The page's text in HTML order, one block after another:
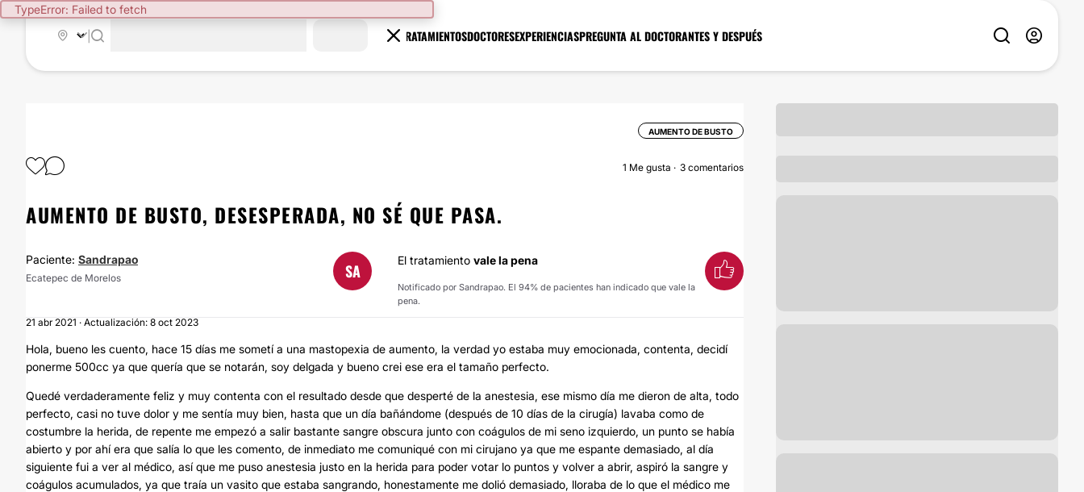
TypeError: Failed to fetch
TRATAMIENTOSDOCTORESEXPERIENCIASPREGUNTA AL DOCTORANTES Y DESPUÉS
AUMENTO DE BUSTO
1 Me gusta 3 comentarios
AUMENTO DE BUSTO, DESESPERADA, NO SÉ QUE PASA.
Paciente: Sandrapao
Ecatepec de Morelos SA El tratamiento vale la pena
Notificado por Sandrapao. El 94% de pacientes han indicado que vale la
pena.
21 abr 2021 · Actualización: 8 oct 2023
Hola, bueno les cuento, hace 15 días me sometí a una mastopexia de aumento, la verdad yo estaba muy emocionada, contenta, decidí
ponerme 500cc ya que quería que se notarán, soy delgada y bueno crei ese era el tamaño perfecto.
Quedé verdaderamente feliz y muy contenta con el resultado desde que desperté de la anestesia, ese mismo día me dieron de alta, todo
perfecto, casi no tuve dolor y me sentía muy bien, hasta que un día bañándome (después de 10 días de la cirugía) lavaba como de
costumbre la herida, de repente me empezó a salir bastante sangre obscura junto con coágulos de mi seno izquierdo, un punto se había
abierto y por ahí era que salía lo que les comento, de inmediato me comuniqué con mi cirujano ya que me espante demasiado, al día
siguiente fui a ver al médico, así que me puso anestesia justo en la herida para poder votar lo puntos y volver a abrir, aspiró la sangre y
coágulos acumulados, ya que traía un vasito que estaba sangrando, honestamente me dolió demasiado, lloraba de lo que el médico me